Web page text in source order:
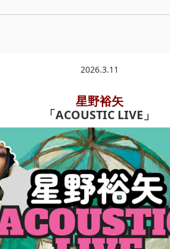
2026.3.11
星野裕矢
「ACOUSTIC LIVE」